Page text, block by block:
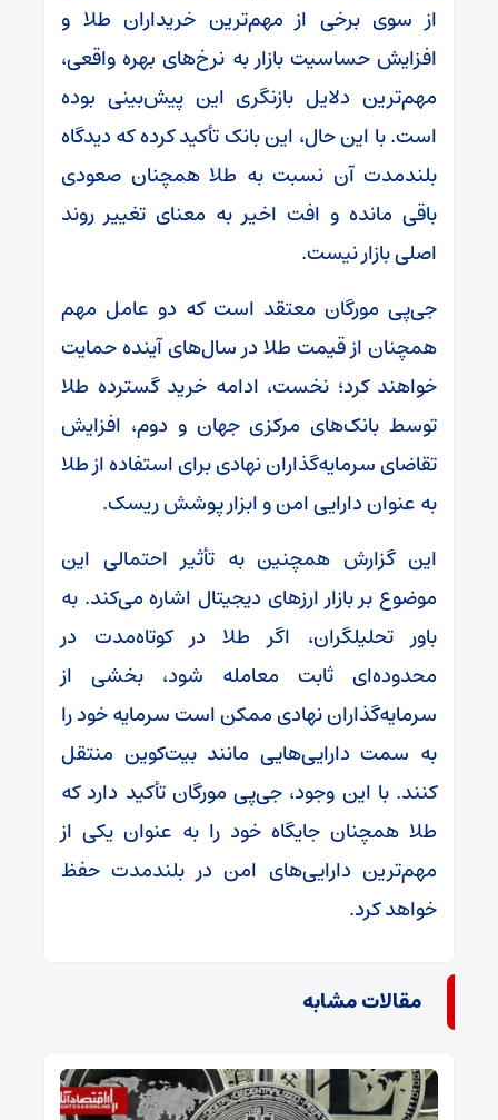
از سوی برخی از مهم‌ترین خریداران طلا و
افزایش حساسیت بازار به نرخ‌های بهره واقعی،
مهم‌ترین دلایل بازنگری این پیش‌بینی بوده
است. با این حال، این بانک تأکید کرده که دیدگاه
بلندمدت آن نسبت به طلا همچنان صعودی
باقی مانده و افت اخیر به معنای تغییر روند
اصلی بازار نیست.
جی‌پی مورگان معتقد است که دو عامل مهم
همچنان از قیمت طلا در سال‌های آینده حمایت
خواهند کرد؛ نخست، ادامه خرید گسترده طلا
توسط بانک‌های مرکزی جهان و دوم، افزایش
تقاضای سرمایه‌گذاران نهادی برای استفاده از طلا
به ‌عنوان دارایی امن و ابزار پوشش ریسک.
این گزارش همچنین به تأثیر احتمالی این
موضوع بر بازار ارزهای دیجیتال اشاره می‌کند. به
باور تحلیلگران، اگر طلا در کوتاه‌مدت در
محدوده‌ای ثابت معامله شود، بخشی از
سرمایه‌گذاران نهادی ممکن است سرمایه خود را
به سمت دارایی‌هایی مانند بیت‌کوین منتقل
کنند. با این وجود، جی‌پی مورگان تأکید دارد که
طلا همچنان جایگاه خود را به ‌عنوان یکی از
مهم‌ترین دارایی‌های امن در بلندمدت حفظ
خواهد کرد.
مقالات مشابه